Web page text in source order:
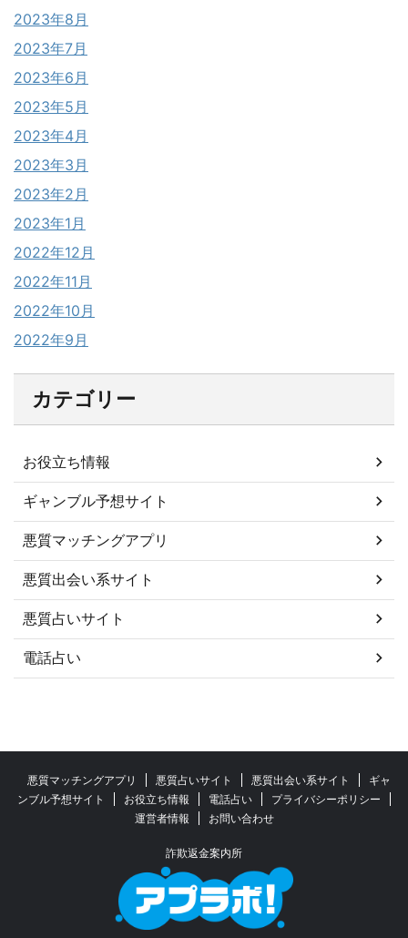
2023年8月
2023年7月
2023年6月
2023年5月
2023年4月
2023年3月
2023年2月
2023年1月
2022年12月
2022年11月
2022年10月
2022年9月
カテゴリー
お役立ち情報
ギャンブル予想サイト
悪質マッチングアプリ
悪質出会い系サイト
悪質占いサイト
電話占い
悪質マッチングアプリ 悪質占いサイト 悪質出会い系サイト
ギャ
ンブル予想サイト
お役立ち情報 電話占い
プライバシーポリシー
運営者情報
お問い合わせ
詐欺返金案内所